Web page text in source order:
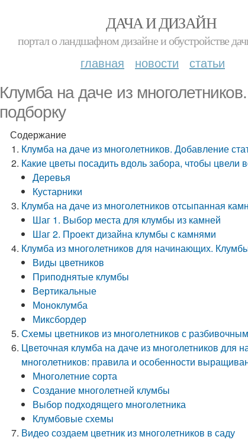
ДАЧА И ДИЗАЙН
портал о ландшафном дизайне и обустройстве
главная новости статьи
Клумба на даче из
подборку
Содержание
Клумба на даче из многолетников. Добавление
Какие цветы посадить вдоль забора, чтобы цвели
Деревья
Кустарники
Клумба на даче из многолетников отсыпанная
Шаг 1. Выбор места для клумбы из камней
Шаг 2. Проект дизайна клумбы с камнями
Клумба из многолетников для начинающих.
Виды цветников
Приподнятые клумбы
Вертикальные
Моноклумба
Миксбордер
Схемы цветников из многолетников с
Цветочная клумба на даче из многолетников
многолетников: правила и особенности
Многолетние сорта
Создание многолетней клумбы
Выбор подходящего многолетника
Клумбовые схемы
Видео создаем цветник из многолетников в саду